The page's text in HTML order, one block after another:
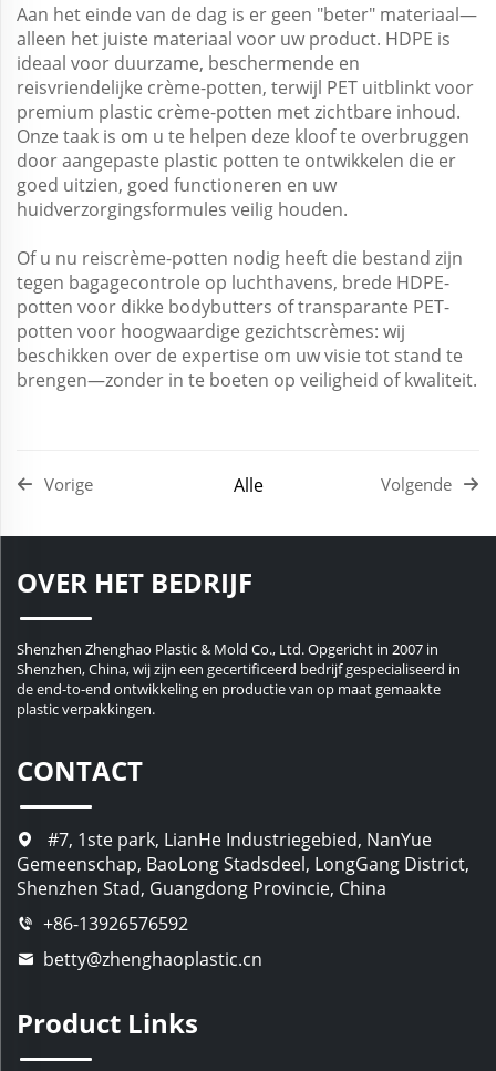
Aan het einde van de dag is er geen "beter" materiaal—
alleen het juiste materiaal voor uw product. HDPE is
ideaal voor duurzame, beschermende en
reisvriendelijke crème-potten, terwijl PET uitblinkt voor
premium plastic crème-potten met zichtbare inhoud.
Onze taak is om u te helpen deze kloof te overbruggen
door aangepaste plastic potten te ontwikkelen die er
goed uitzien, goed functioneren en uw
huidverzorgingsformules veilig houden.
Of u nu reiscrème-potten nodig heeft die bestand zijn
tegen bagagecontrole op luchthavens, brede HDPE-
potten voor dikke bodybutters of transparante PET-
potten voor hoogwaardige gezichtscrèmes: wij
beschikken over de expertise om uw visie tot stand te
brengen—zonder in te boeten op veiligheid of kwaliteit.
Vorige Alle Volgende
OVER HET BEDRIJF
Shenzhen Zhenghao Plastic & Mold Co., Ltd. Opgericht in 2007 in
Shenzhen, China, wij zijn een gecertificeerd bedrijf gespecialiseerd in
de end-to-end ontwikkeling en productie van op maat gemaakte
plastic verpakkingen.
CONTACT
#7, 1ste park, LianHe Industriegebied, NanYue
Gemeenschap, BaoLong Stadsdeel, LongGang District,
Shenzhen Stad, Guangdong Provincie, China
+86-13926576592
betty@zhenghaoplastic.cn
Product Links